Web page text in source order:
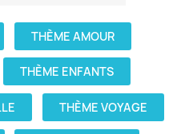
THÈME AMOUR
THÈME ENFANTS
THÈME VOYAGE